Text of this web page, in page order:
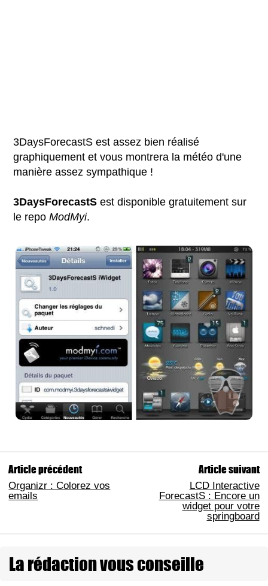
3DaysForecastS est assez bien réalisé
graphiquement et vous montrera la météo d'une
manière assez sympathique !
3DaysForecastS est disponible gratuitement sur
le repoModMyi.
Article précédent
Organizr : Colorez vos
emails
Article suivant
LCD Interactive
ForecastS : Encore un
widget pour votre
springboard
La rédaction vous conseille